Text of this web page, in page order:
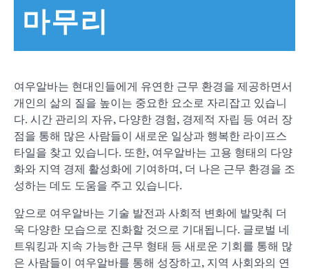
마무리
여우알바는 현대인들에게 유연한 근무 환경을 제공하면서
개인의 삶의 질을 높이는 중요한 요소로 자리잡고 있습니
다. 시간 관리의 자유, 다양한 경험, 경제적 자립 등 여러 장
점을 통해 많은 사람들이 새로운 일상과 행복한 라이프스
타일을 찾고 있습니다. 또한, 여우알바는 고용 형태의 다양
화와 지역 경제 활성화에 기여하며, 더 나은 근무 환경을 조
성하는 데도 도움을 주고 있습니다.
앞으로 여우알바는 기술 발전과 사회적 변화에 발맞춰 더
욱 다양한 모습으로 진화할 것으로 기대됩니다. 글로벌 네
트워킹과 지속 가능한 근무 형태 등 새로운 기회를 통해 많
은 사람들이 여우알바를 통해 성장하고, 지역 사회와의 연